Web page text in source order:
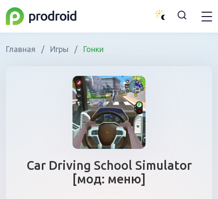
Главная / Игры / Гонки
Car Driving School Simulator
[мод: меню]